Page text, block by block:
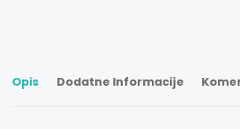
Opis Dodatne Informacije